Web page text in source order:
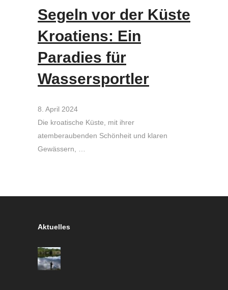
Segeln vor der Küste
Kroatiens: Ein
Paradies für
Wassersportler
8. April 2024
Die kroatische Küste, mit ihrer
atemberaubenden Schönheit und klaren
Gewässern, …
Aktuelles